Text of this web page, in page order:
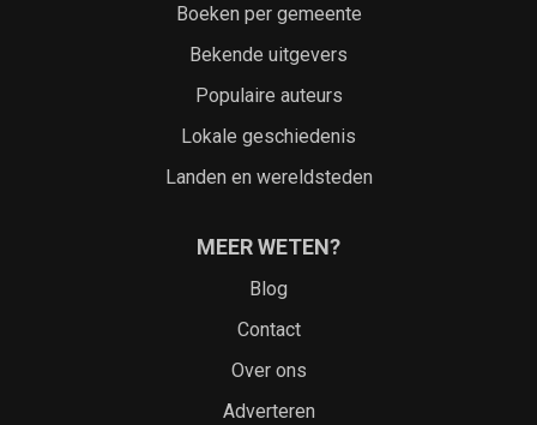
Boeken per gemeente
Bekende uitgevers
Populaire auteurs
Lokale geschiedenis
Landen en wereldsteden
MEER WETEN?
Blog
Contact
Over ons
Adverteren